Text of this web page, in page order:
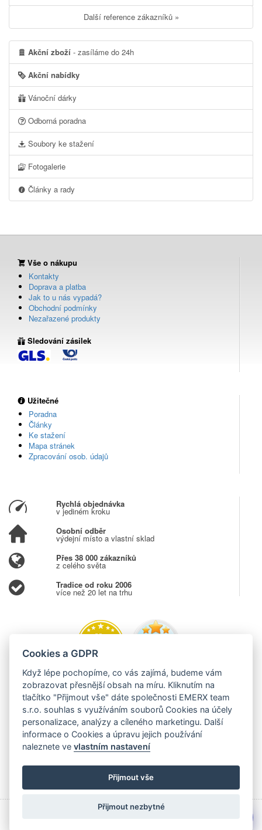
Další reference zákazníků »
Akční zboží - zasíláme do 24h
Akční nabídky
Vánoční dárky
Odborná poradna
Soubory ke stažení
Fotogalerie
Články a rady
Vše o nákupu
Kontakty
Doprava a platba
Jak to u nás vypadá?
Obchodní podmínky
Nezařazené produkty
Sledování zásilek
Užitečné
Poradna
Články
Ke stažení
Mapa stránek
Zpracování osob. údajů
Rychlá objednávka
v jediném kroku
Osobní odběr
výdejní místo a vlastní sklad
Přes 38 000 zákazníků
z celého světa
Tradice od roku 2006
více než 20 let na trhu
Copyright © 2006 - 2026 EMERX team s.r.o., Těšínská 204,
Cookies a GDPR
Když lépe pochopíme, co vás zajímá, budeme vám
zobrazovat přesnější obsah na míru. Kliknutím na
tlačítko "Přijmout vše" dáte společnosti EMERX team
s.r.o. souhlas s využíváním souborů Cookies na účely
personalizace, analýzy a cíleného marketingu. Další
informace o Cookies a úpravu jejich používání
naleznete vevlastním nastavení
Přijmout vše
Přijmout nezbytné